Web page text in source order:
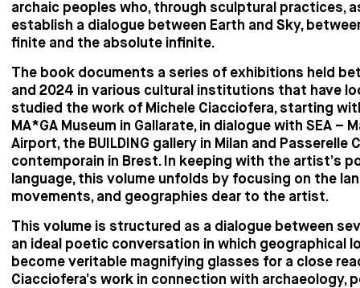
archaic peoples who, through sculptural practices,
establish a dialogue between Earth and Sky,
finite and the absolute infinite.
The book documents a series of exhibitions held
and 2024 in various cultural institutions that have
studied the work of Michele Ciacciofera, starting
MA*GA Museum in Gallarate, in dialogue with SEA –
Airport, the BUILDING gallery in Milan and Passerelle
contemporain in Brest. In keeping with the artist’s
language, this volume unfolds by focusing on the
movements, and geographies dear to the artist.
This volume is structured as a dialogue between
an ideal poetic conversation in which geographical
become veritable magnifying glasses for a close
Ciacciofera’s work in connection with archaeology,